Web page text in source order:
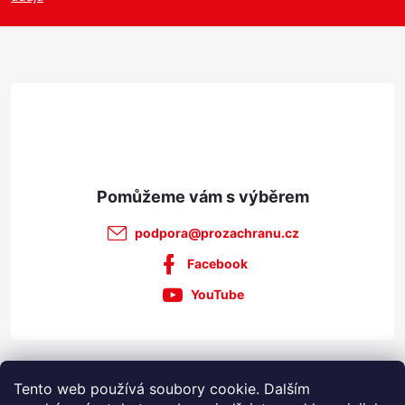
Tento web používá soubory cookie. Dalším
a
podpora@prozachranu.cz
Facebook
YouTube